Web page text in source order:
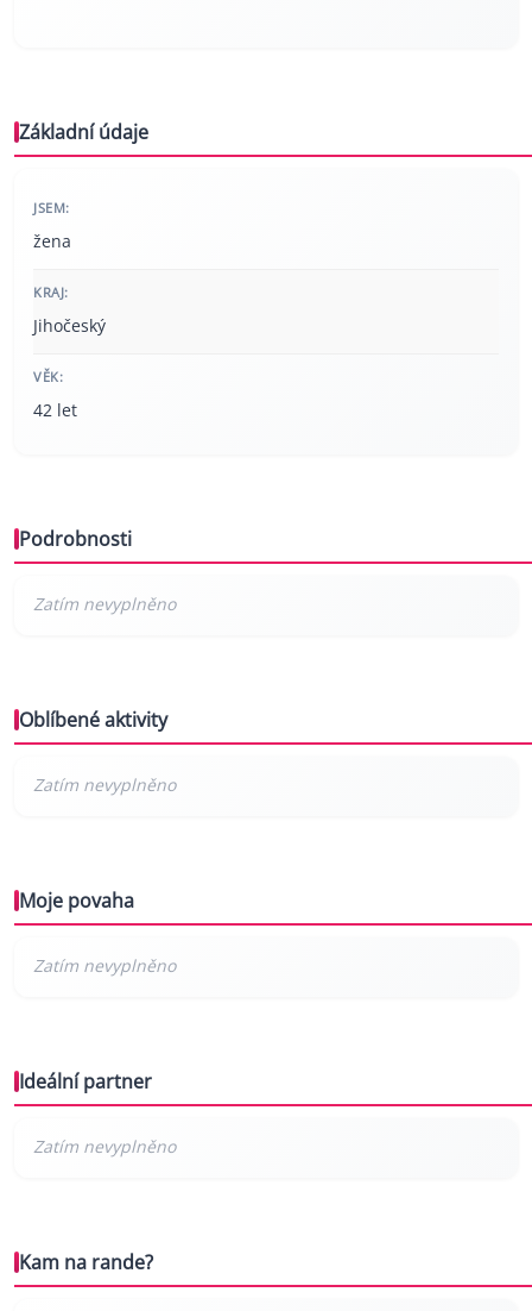
Základní údaje
JSEM:
žena
KRAJ:
Jihočeský
VĚK:
42 let
Podrobnosti
Oblíbené aktivity
Moje povaha
Ideální partner
Kam na rande?